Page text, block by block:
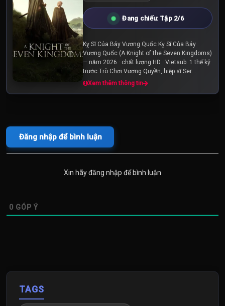
Đang chiếu: Tập 2/6
Kỵ Sĩ Của Bảy Vương Quốc Kỵ Sĩ Của Bảy
Vương Quốc (A Knight of the Seven Kingdoms)
— năm 2026 · chất lượng HD · Vietsub. 1 thế kỷ
trước Trò Chơi Vương Quyền, hiệp sĩ Ser
Duncan the Tall và người hầu Egg chu du khắp
Xem thêm thông tin
Đăng nhập để bình luận
Xin hãy đăng nhập để bình luận
0 GÓP Ý
TAGS